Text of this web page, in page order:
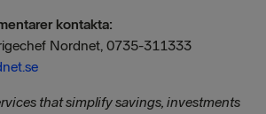
kontakta:
Nordnet, 0735-311333
that simplify savings, investments